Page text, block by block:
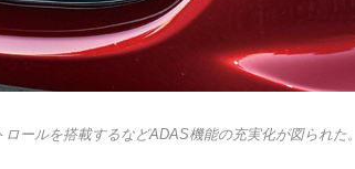
ールを搭載するなどADAS機能の充実化が図られた。